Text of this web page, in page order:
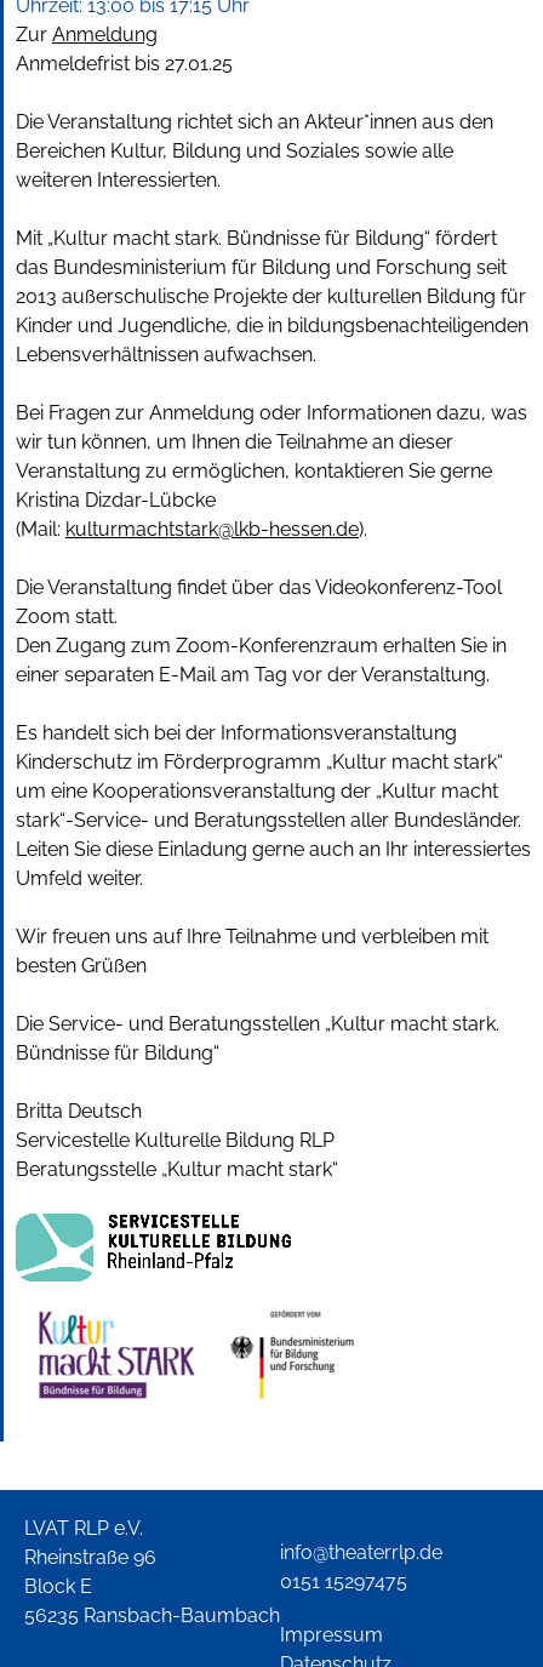
Uhrzeit: 13:00 bis 17:15 Uhr
Zur Anmeldung
Anmeldefrist bis 27.01.25
Die Veranstaltung richtet sich an Akteur*innen aus den
Bereichen Kultur, Bildung und Soziales sowie alle
weiteren Interessierten.
Mit „Kultur macht stark. Bündnisse für Bildung“ fördert
das Bundesministerium für Bildung und Forschung seit
2013 außerschulische Projekte der kulturellen Bildung für
Kinder und Jugendliche, die in bildungsbenachteiligenden
Lebensverhältnissen aufwachsen.
Bei Fragen zur Anmeldung oder Informationen dazu, was
wir tun können, um Ihnen die Teilnahme an dieser
Veranstaltung zu ermöglichen, kontaktieren Sie gerne
Kristina Dizdar-Lübcke
(Mail: kulturmachtstark@lkb-hessen.de).
Die Veranstaltung findet über das Videokonferenz-Tool
Zoom statt.
Den Zugang zum Zoom-Konferenzraum erhalten Sie in
einer separaten E-Mail am Tag vor der Veranstaltung.
Es handelt sich bei der Informationsveranstaltung
Kinderschutz im Förderprogramm „Kultur macht stark“
um eine Kooperationsveranstaltung der „Kultur macht
stark“-Service- und Beratungsstellen aller Bundesländer.
Leiten Sie diese Einladung gerne auch an Ihr interessiertes
Umfeld weiter.
Wir freuen uns auf Ihre Teilnahme und verbleiben mit
besten Grüßen
Die Service- und Beratungsstellen „Kultur macht stark.
Bündnisse für Bildung“
Britta Deutsch
Servicestelle Kulturelle Bildung RLP
Beratungsstelle „Kultur macht stark“
LVAT RLP e.V.
Rheinstraße 96
Block E
56235 Ransbach-Baumbach
info@theaterrlp.de
0151 15297475
Impressum